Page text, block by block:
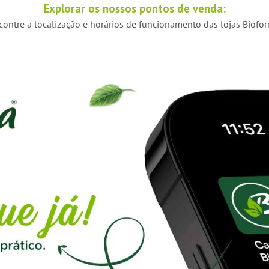
Explorar os nossos pontos de venda:
a localização e horários de funcionamento das lojas